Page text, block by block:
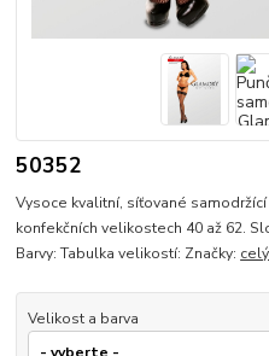
50352
Vysoce kvalitní, síťované
konfekčních velikostech 40 až 62.
Barvy: Tabulka velikostí: Značky:
Velikost a barva